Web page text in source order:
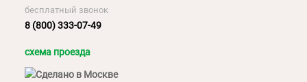
бесплатный звонок
8 (800) 333-07-49
схема проезда